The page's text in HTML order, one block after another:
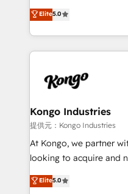
brings us to our
much Benelux
We combine strategy,
management to drive
the fast-growing Siloy
250+ HubSpot experts
business goals. Talk to us if you’re looking to: -
reliable source of truth -
CRM and marketing
system - Accelerate
understands both
Elite5.0
Kongo Industries
提供元：Kongo Industries
At Kongo, we partner
looking to acquire and
leads. We use digital
automation and
Elite5.0